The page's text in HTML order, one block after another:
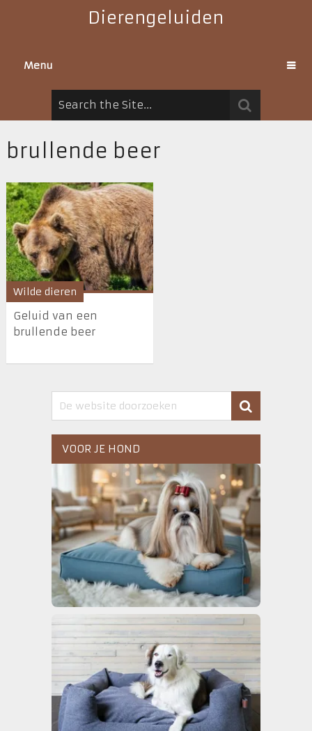
Dierengeluiden
Menu
brullende beer
Wilde dieren
Geluid van een
brullende beer
VOOR JE HOND